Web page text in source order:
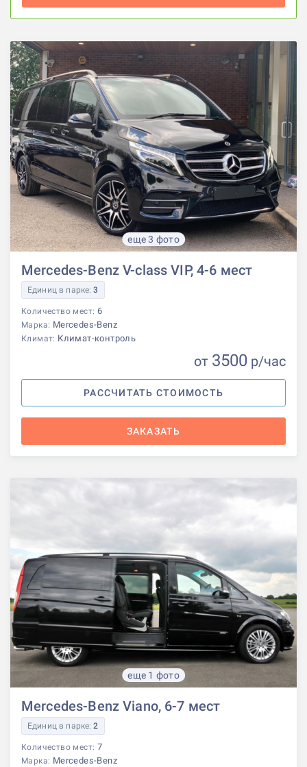
еще 3 фото
Mercedes-Benz V-class VIP, 4-6 мест
Единиц в парке:3
Количество мест: 6
Марка: Mercedes-Benz
Климат: Климат-контроль
от 3500 р/час
РАССЧИТАТЬ СТОИМОСТЬ
ЗАКАЗАТЬ
еще 1 фото
Mercedes-Benz Viano, 6-7 мест
Единиц в парке:2
Количество мест: 7
Марка: Mercedes-Benz